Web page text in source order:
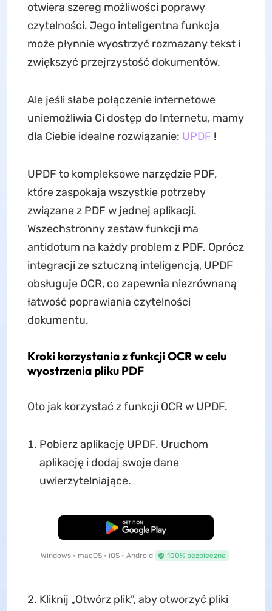
otwiera szereg możliwości poprawy
czytelności. Jego inteligentna funkcja
może płynnie wyostrzyć rozmazany tekst i
zwiększyć przejrzystość dokumentów.
Ale jeśli słabe połączenie internetowe
uniemożliwia Ci dostęp do Internetu, mamy
dla Ciebie idealne rozwiązanie: UPDF !
UPDF to kompleksowe narzędzie PDF,
które zaspokaja wszystkie potrzeby
związane z PDF w jednej aplikacji.
Wszechstronny zestaw funkcji ma
antidotum na każdy problem z PDF. Oprócz
integracji ze sztuczną inteligencją, UPDF
obsługuje OCR, co zapewnia niezrównaną
łatwość poprawiania czytelności
dokumentu.
Kroki korzystania z funkcji OCR w celu
wyostrzenia pliku PDF
Oto jak korzystać z funkcji OCR w UPDF.
Pobierz aplikację UPDF. Uruchom
aplikację i dodaj swoje dane
uwierzytelniające.
Pobierz za darmo
Windows • macOS • iOS • Android 100% bezpieczne
Kliknij „Otwórz plik”, aby otworzyć pliki